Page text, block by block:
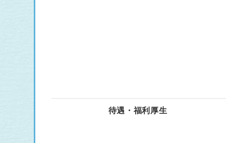
待遇・福利厚生